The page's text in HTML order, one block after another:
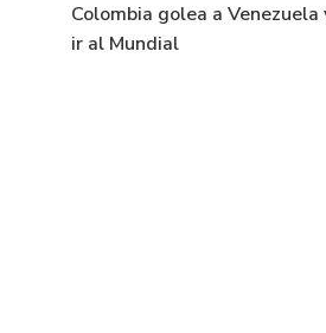
Colombia golea a Venezuela
ir al Mundial